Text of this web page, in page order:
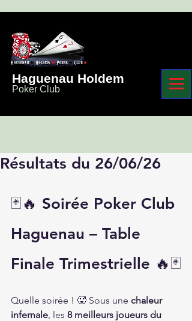
Haguenau Holdem
Poker Club
Résultats du 26/06/26
🃏🔥 Soirée Poker Club
Haguenau – Table
Finale Trimestrielle 🔥🃏
Quelle soirée ! 🥵 Sous une chaleur
infernale, les 8 meilleurs joueurs du